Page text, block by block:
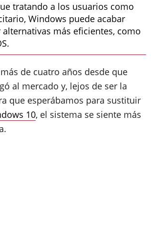
tratando a los usuarios como
Windows puede acabar
más eficientes, como
de cuatro años desde que
al mercado y, lejos de ser la
que esperábamos para sustituir
10, el sistema se siente más